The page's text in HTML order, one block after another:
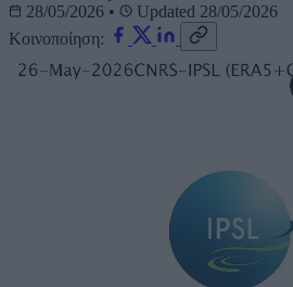
28/05/2026 •
Updated 28/05/2026
Κοινοποίηση: